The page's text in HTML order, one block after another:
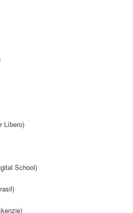
Líbero)
School)